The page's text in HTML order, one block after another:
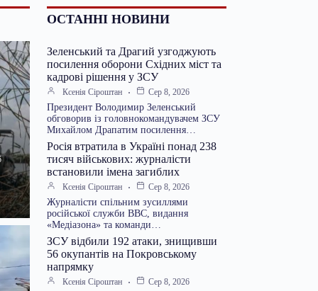
ОСТАННІ НОВИНИ
Зеленський та Драгий узгоджують
посилення оборони Східних міст та
кадрові рішення у ЗСУ
Ксенія Сіроштан Сер 8, 2026
Президент Володимир Зеленський
обговорив із головнокомандувачем ЗСУ
Михайлом Драпатим посилення…
Росія втратила в Україні понад 238
тисяч військових: журналісти
встановили імена загиблих
Ксенія Сіроштан Сер 8, 2026
Журналісти спільним зусиллями
російської служби BBC, видання
«Медіазона» та команди…
ЗСУ відбили 192 атаки, знищивши
56 окупантів на Покровському
напрямку
Ксенія Сіроштан Сер 8, 2026